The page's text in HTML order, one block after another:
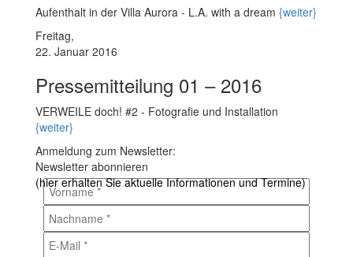
Aufenthalt in der Villa Aurora - L.A. with a dream {weiter}
Freitag,
22. Januar 2016
Pressemitteilung 01 – 2016
VERWEILE doch! #2 - Fotografie und Installation
{weiter}
Anmeldung zum Newsletter:
Newsletter abonnieren
(hier erhalten Sie aktuelle Informationen und Termine)